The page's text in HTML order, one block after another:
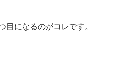
目になるのがコレです。